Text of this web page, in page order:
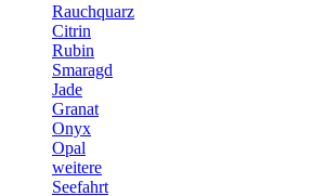
Rauchquarz
Citrin
Rubin
Smaragd
Jade
Granat
Onyx
Opal
weitere
Seefahrt